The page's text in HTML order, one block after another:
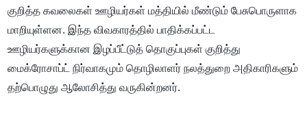
குறித்த கவலைகள் ஊழியர்கள் மத்தியில் மீண்டும் பேசுபொருளாக
மாறியுள்ளன. இந்த விவகாரத்தில் பாதிக்கப்பட்ட
ஊழியர்களுக்கான இழப்பீட்டுத் தொகுப்புகள் குறித்து
மைக்ரோசாப்ட் நிர்வாகமும் தொழிலாளர் நலத்துறை அதிகாரிகளும்
தற்பொழுது ஆலோசித்து வருகின்றனர்.